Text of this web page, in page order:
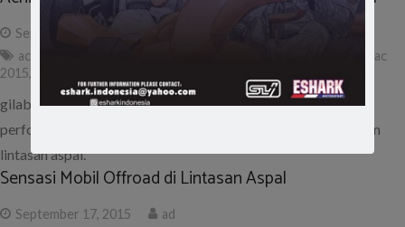
September 19, 2015
achilles
canti dharma speed master tarmac
2015,
gilabalap.com – Ban Achilles ATR K Sport membuktikan
performa yang cukup siginifikan di ajang Rally Tarmac dengan
lintasan aspal.
Sensasi Mobil Offroad di Lintasan Aspal
September 17, 2015 ad